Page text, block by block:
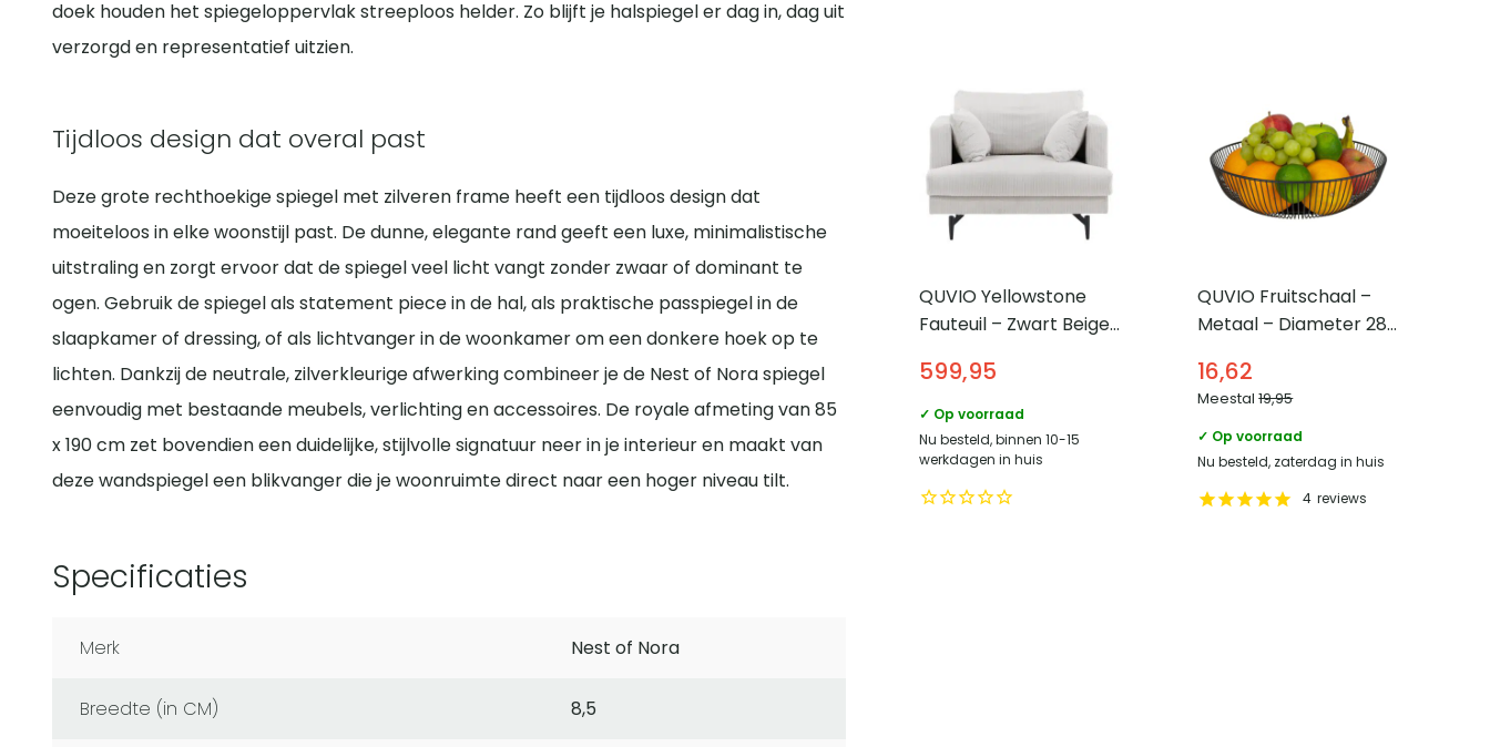
doek houden het spiegeloppervlak streeploos helder. Zo blijft je halspiegel er dag in, dag uit
verzorgd en representatief uitzien.
Tijdloos design dat overal past
Deze grote rechthoekige spiegel met zilveren frame heeft een tijdloos design dat
moeiteloos in elke woonstijl past. De dunne, elegante rand geeft een luxe, minimalistische
uitstraling en zorgt ervoor dat de spiegel veel licht vangt zonder zwaar of dominant te
ogen. Gebruik de spiegel als statement piece in de hal, als praktische passpiegel in de
slaapkamer of dressing, of als lichtvanger in de woonkamer om een donkere hoek op te
lichten. Dankzij de neutrale, zilverkleurige afwerking combineer je de Nest of Nora spiegel
eenvoudig met bestaande meubels, verlichting en accessoires. De royale afmeting van 85
x 190 cm zet bovendien een duidelijke, stijlvolle signatuur neer in je interieur en maakt van
deze wandspiegel een blikvanger die je woonruimte direct naar een hoger niveau tilt.
Specificaties
Merk Nest of Nora
Breedte (in CM) 8,5
QUVIO Yellowstone
Fauteuil – Zwart Beige
Design
599,95
✓ Op voorraad
Nu besteld, binnen 10-15
werkdagen in huis
QUVIO Fruitschaal –
Metaal – Diameter 28
16,62
Meestal19,95
✓ Op voorraad
Nu besteld, zaterdag in huis
4 reviews